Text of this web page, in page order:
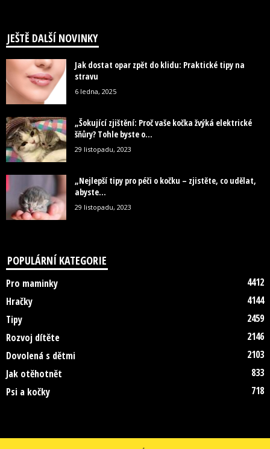
JEŠTĚ DALŠÍ NOVINKY
Jak dostat opar zpět do klidu: Praktické tipy na
stravu
6 ledna, 2025
„Šokující zjištění: Proč vaše kočka žvýká elektrické
šňůry? Tohle byste o...
29 listopadu, 2023
„Nejlepší tipy pro péči o kočku – zjistěte, co udělat,
abyste...
29 listopadu, 2023
POPULÁRNÍ KATEGORIE
Pro maminky
4412
Hračky
4144
Tipy
2459
Rozvoj dítěte
2146
Dovolená s dětmi
2103
Jak otěhotnět
833
Psi a kočky
718